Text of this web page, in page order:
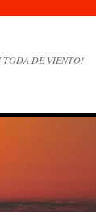
TODA DE VIENTO!